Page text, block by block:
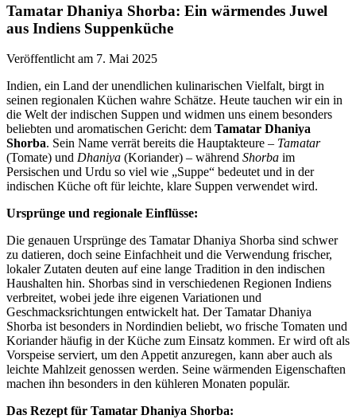
Tamatar Dhaniya Shorba: Ein wärmendes Juwel
aus Indiens Suppenküche
Veröffentlicht am 7. Mai 2025
Indien, ein Land der unendlichen kulinarischen Vielfalt, birgt in
seinen regionalen Küchen wahre Schätze. Heute tauchen wir ein in
die Welt der indischen Suppen und widmen uns einem besonders
beliebten und aromatischen Gericht: dem Tamatar Dhaniya
Shorba. Sein Name verrät bereits die Hauptakteure – Tamatar
(Tomate) und Dhaniya (Koriander) – während Shorba im
Persischen und Urdu so viel wie „Suppe“ bedeutet und in der
indischen Küche oft für leichte, klare Suppen verwendet wird.
Ursprünge und regionale Einflüsse:
Die genauen Ursprünge des Tamatar Dhaniya Shorba sind schwer
zu datieren, doch seine Einfachheit und die Verwendung frischer,
lokaler Zutaten deuten auf eine lange Tradition in den indischen
Haushalten hin. Shorbas sind in verschiedenen Regionen Indiens
verbreitet, wobei jede ihre eigenen Variationen und
Geschmacksrichtungen entwickelt hat. Der Tamatar Dhaniya
Shorba ist besonders in Nordindien beliebt, wo frische Tomaten und
Koriander häufig in der Küche zum Einsatz kommen. Er wird oft als
Vorspeise serviert, um den Appetit anzuregen, kann aber auch als
leichte Mahlzeit genossen werden. Seine wärmenden Eigenschaften
machen ihn besonders in den kühleren Monaten populär.
Das Rezept für Tamatar Dhaniya Shorba: